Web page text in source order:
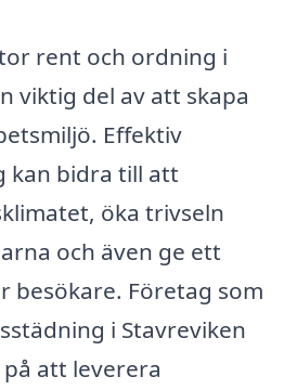
rent och ordning i
viktig del av att skapa
Effektiv
kan bidra till att
öka trivseln
och även ge ett
besökare. Företag som
i Stavreviken
att leverera